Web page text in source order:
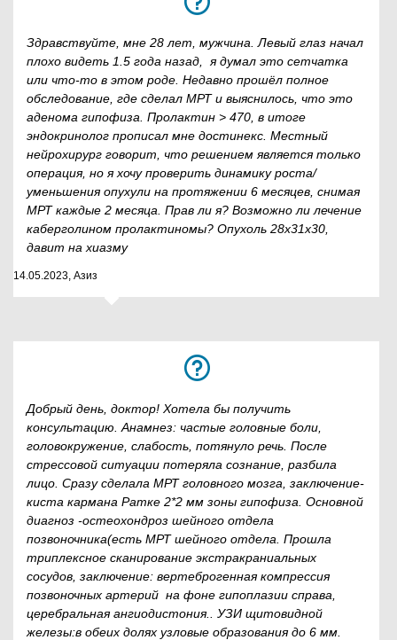
Здравствуйте, мне 28 лет, мужчина. Левый глаз начал
плохо видеть 1.5 года назад, я думал это сетчатка
или что-то в этом роде. Недавно прошёл полное
обследование, где сделал МРТ и выяснилось, что это
аденома гипофиза. Пролактин > 470, в итоге
эндокринолог прописал мне достинекс. Местный
нейрохирург говорит, что решением является только
операция, но я хочу проверить динамику роста/
уменьшения опухули на протяжении 6 месяцев, снимая
МРТ каждые 2 месяца. Прав ли я? Возможно ли лечение
каберголином пролактиномы? Опухоль 28х31х30,
давит на хиазму
14.05.2023, Азиз
Добрый день, доктор! Хотела бы получить
консультацию. Анамнез: частые головные боли,
головокружение, слабость, потянуло речь. После
стрессовой ситуации потеряла сознание, разбила
лицо. Сразу сделала МРТ головного мозга, заключение-
киста кармана Ратке 2*2 мм зоны гипофиза. Основной
диагноз -остеохондроз шейного отдела
позвоночника(есть МРТ шейного отдела. Прошла
триплексное сканирование экстракраниальных
сосудов, заключение: вертеброгенная компрессия
позвоночных артерий на фоне гипоплазии справа,
церебральная ангиодистония.. УЗИ щитовидной
железы:в обеих долях узловые образования до 6 мм.